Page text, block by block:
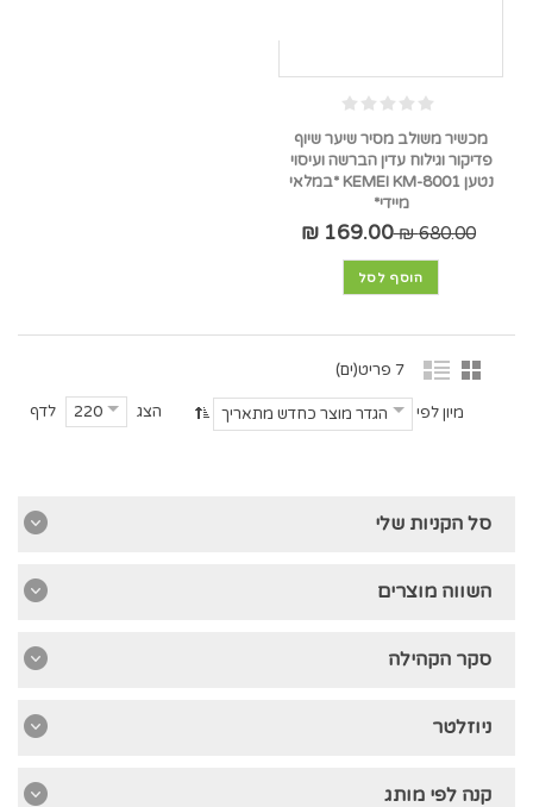
מכשיר משולב מסיר שיער שיוף
פדיקור וגילוח עדין הברשה ועיסוי
נטען KEMEI KM-8001 *במלאי
מיידי*
680.00 ₪
169.00 ₪
הוסף לסל
7 פריט(ים)
הצג 220 לדף מיון לפי הגדר מוצר כחדש מתאריך
סל הקניות שלי
השווה מוצרים
סקר הקהילה
ניוזלטר
קנה לפי מותג